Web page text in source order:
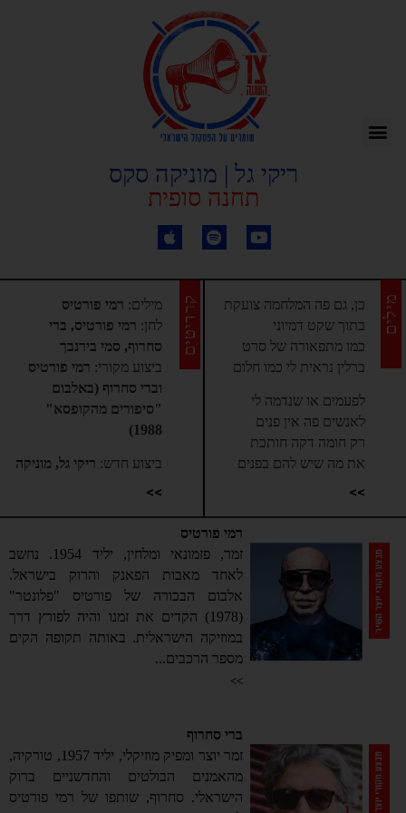
ריקי גל | מוניקה סקס
תחנה סופית
מילים קרדיטים
כן, גם פה המלחמה צועקת
בתוך שקט דמיוני
כמו מתפאורה של סרט
ברלין נראית לי כמו חלום
לפעמים או שנדמה לי
לאנשים פה אין פנים
רק חומה דקה חותכת
את מה שיש להם בפנים
הגבול פה צר ואין בו ערך
אין שום מגע ואין שום דרך
המזרח שוב מסתתר
מאחורי קירות
תביט למעלה ותראה
את השמיים צועקים
בתוך דמעה שמתנפצת
עולות תמונות מן העבר
אינשטיין פה סיים בית ספר
כדי להראות את הסימנים
אתה רואה שבעיניים
זוהי תחנה סופית
>>
מילים: רמי פורטיס
לחן: רמי פורטיס, ברי
סחרוף, סמי בירנבך
ביצוע מקורי: רמי פורטיס
וברי סחרוף (באלבום
"סיפורים מהקופסא"
1988)
ביצוע חדש: ריקי גל, מוניקה
עיבוד:
מוניקה סקס
שירה:ריקי גל ויהלי סובול
גיטרה חשמלית: פיטר רוט
בס: ספי אפרתי
תופים:שחר אבן צור
קלידים:
ניהול אישי ריקי גל: דניאל
שוהם
בוקינג ריקי גל: גורביץ'
>>
רמי פורטיס
זמר, פזמונאי ומלחין, יליד 1954. נחשב
לאחד מאבות הפאנק והרוק בישראל.
אלבום הבכורה של פורטיס "פלונטר"
(1978) הקדים את זמנו והיה לפורץ דרך
במוזיקה הישראלית. באותה תקופה הקים
מספר הרכבים...
>>
ברי סחרוף
זמר יוצר ומפיק מוזיקלי, יליד 1957, טורקיה,
מהאמנים הבולטים והחדשניים ברוק
הישראלי. סחרוף, שותפו של רמי פורטיס